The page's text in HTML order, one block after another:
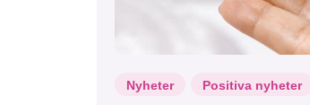
Nyheter Positiva nyheter